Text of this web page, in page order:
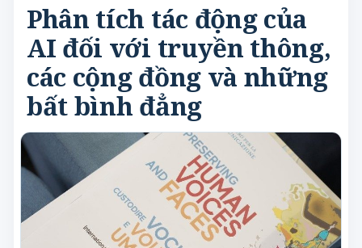
Phân tích tác động của
AI đối với truyền thông,
các cộng đồng và những
bất bình đẳng